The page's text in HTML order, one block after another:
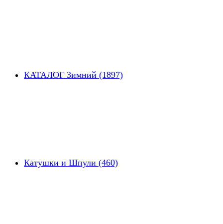
КАТАЛОГ Зимний (1897)
Катушки и Шпули (460)